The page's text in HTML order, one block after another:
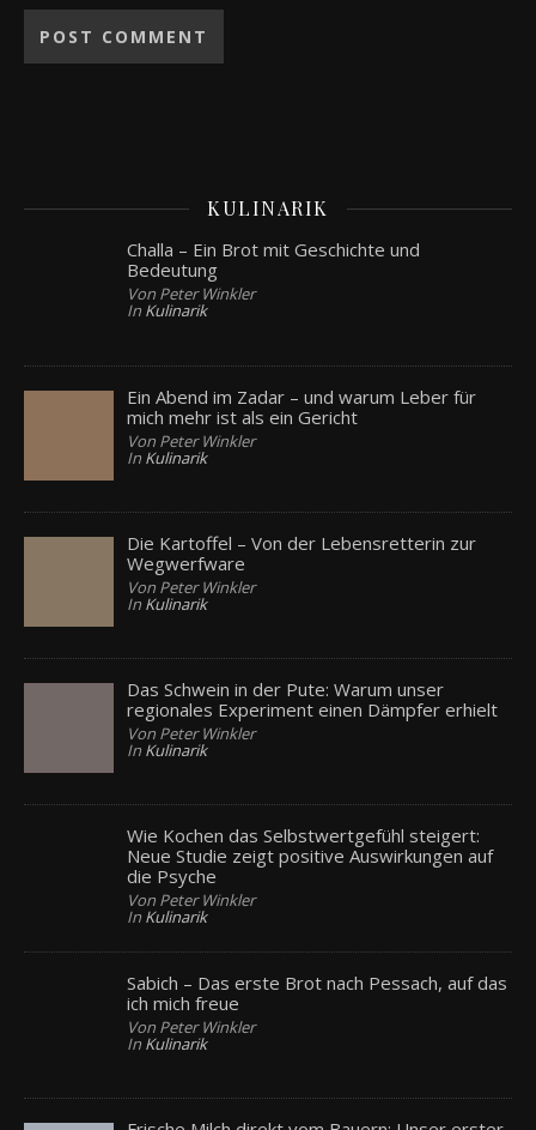
KULINARIK
Challa – Ein Brot mit Geschichte und
Bedeutung
Von Peter Winkler
In Kulinarik
Ein Abend im Zadar – und warum Leber für
mich mehr ist als ein Gericht
Von Peter Winkler
In Kulinarik
Die Kartoffel – Von der Lebensretterin zur
Wegwerfware
Von Peter Winkler
In Kulinarik
Das Schwein in der Pute: Warum unser
regionales Experiment einen Dämpfer erhielt
Von Peter Winkler
In Kulinarik
Wie Kochen das Selbstwertgefühl steigert:
Neue Studie zeigt positive Auswirkungen auf
die Psyche
Von Peter Winkler
In Kulinarik
Sabich – Das erste Brot nach Pessach, auf das
ich mich freue
Von Peter Winkler
In Kulinarik